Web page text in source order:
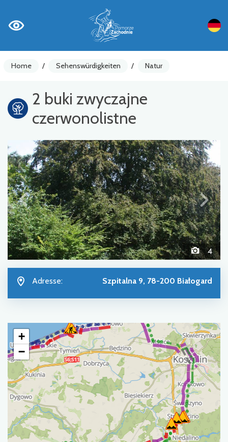
Home / Sehenswürdigkeiten / Natur
2 buki zwyczajne
czerwonolistne
4
Adresse: Szpitalna 9, 78-200 Białogard
+
−